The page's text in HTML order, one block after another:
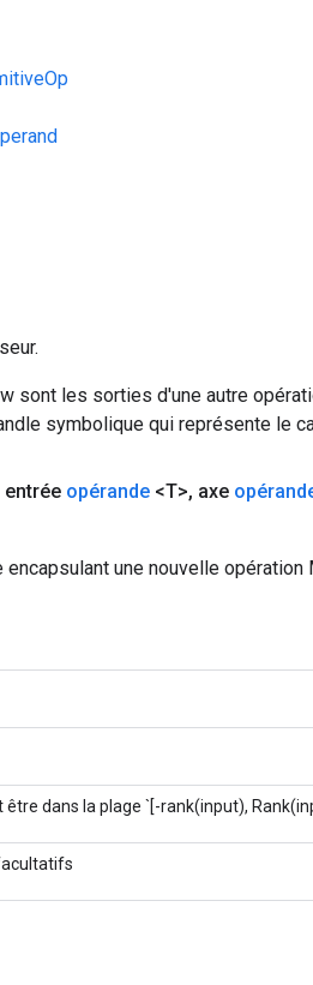
sont les sorties d'une autre
symbolique qui représente le
entrée opérande <T>, axe
une nouvelle opération
être dans la plage `[-rank(input),